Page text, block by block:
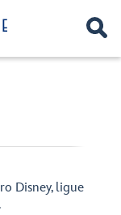
Disney, ligue